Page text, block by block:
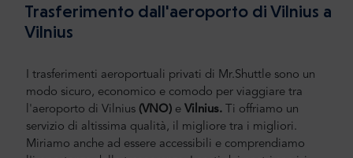
Trasferimento dall'aeroporto di Vilnius a
Vilnius
I trasferimenti aeroportuali privati di Mr.Shuttle sono un
modo sicuro, economico e comodo per viaggiare tra
l'aeroporto di Vilnius (VNO) e Vilnius. Ti offriamo un
servizio di altissima qualità, il migliore tra i migliori.
Miriamo anche ad essere accessibili e comprendiamo